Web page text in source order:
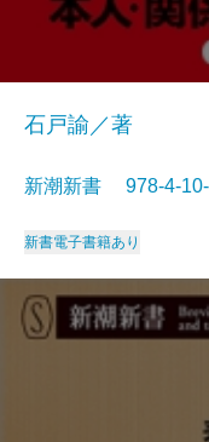
石戸諭／著
新潮新書 978-4-
新書電子書籍あり